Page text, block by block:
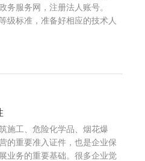
务服务网，注册法人账号。
级标准，准备好相应的技术人
施工、危险化学品、烟花爆
的重要准入证件，也是企业保
业务的重要基础。很多企业觉